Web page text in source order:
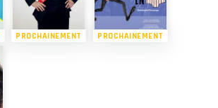
PROCHAINEMENT PROCHAINEMENT